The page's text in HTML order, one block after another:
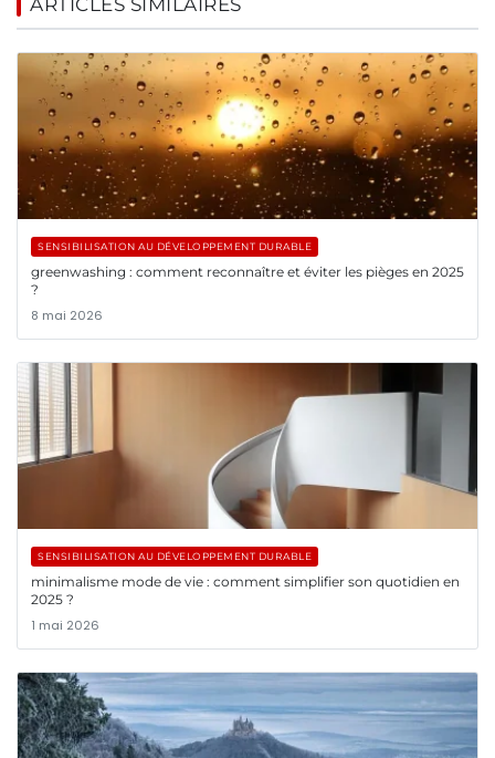
ARTICLES SIMILAIRES
SENSIBILISATION AU DÉVELOPPEMENT DURABLE
greenwashing : comment reconnaître et éviter les pièges en 2025
?
8 mai 2026
SENSIBILISATION AU DÉVELOPPEMENT DURABLE
minimalisme mode de vie : comment simplifier son quotidien en
2025 ?
1 mai 2026